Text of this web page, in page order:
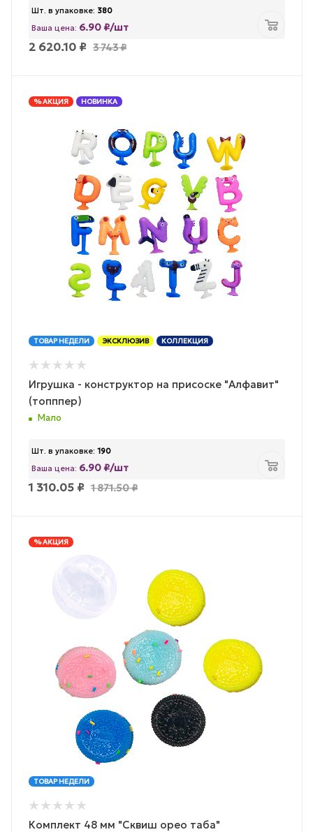
Шт. в упаковке: 380
Ваша цена: 6.90 ₽/шт
2 620.10 ₽ 3 743₽
% АКЦИЯ НОВИНКА
ТОВАР НЕДЕЛИ ЭКСКЛЮЗИВ КОЛЛЕКЦИЯ
Игрушка - конструктор на присоске "Алфавит"
(топппер)
Мало
Шт. в упаковке: 190
Ваша цена: 6.90 ₽/шт
1 310.05 ₽ 1 871.50₽
% АКЦИЯ
ТОВАР НЕДЕЛИ
Комплект 48 мм "Сквиш орео таба"